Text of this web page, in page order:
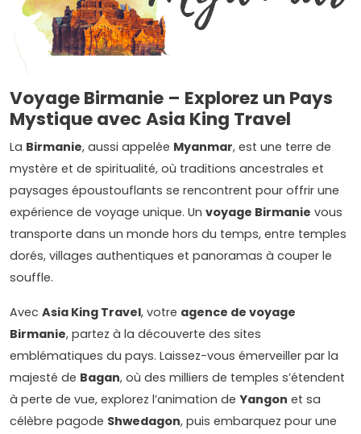
Voyage Birmanie – Explorez un Pays
Mystique avec Asia King Travel
La Birmanie, aussi appelée Myanmar, est une terre de
mystère et de spiritualité, où traditions ancestrales et
paysages époustouflants se rencontrent pour offrir une
expérience de voyage unique. Un voyage Birmanie vous
transporte dans un monde hors du temps, entre temples
dorés, villages authentiques et panoramas à couper le
souffle.
Avec Asia King Travel, votre agence de voyage
Birmanie, partez à la découverte des sites
emblématiques du pays. Laissez-vous émerveiller par la
majesté de Bagan, où des milliers de temples s’étendent
à perte de vue, explorez l’animation de Yangon et sa
célèbre pagode Shwedagon, puis embarquez pour une